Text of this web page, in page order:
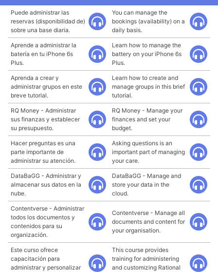
Puede administrar las
reservas (disponibilidad de)
sobre una base diaria.
You can manage the
bookings (availability) on a
daily basis.
Aprende a administrar la
batería en tu iPhone 6s
Plus.
Learn how to manage the
battery on your iPhone 6s
Plus.
Aprenda a crear y
administrar grupos en este
breve tutorial.
Learn how to create and
manage groups in this brief
tutorial.
RQ Money - Administrar
sus finanzas y establecer
su presupuesto.
RQ Money - Manage your
finances and set your
budget.
Hacer preguntas es una
parte importante de
administrar su atención.
Asking questions is an
important part of managing
your care.
DataBaGG - Administrar y
almacenar sus datos en la
nube.
DataBaGG - Manage and
store your data in the
cloud.
Contentverse - Administrar
todos los documentos y
contenidos para su
organización.
Contentverse - Manage all
documents and content for
your organisation.
Este curso ofrece
capacitación para
administrar y personalizar
This course provides
training for administering
and customizing Rational